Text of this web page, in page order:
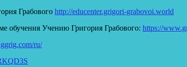
Грабового http://educenter.grigori-grabovoi.world
обучения Учению Григория Грабового: https://
ru/